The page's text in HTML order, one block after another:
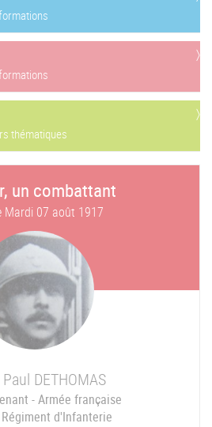
thématiques
un combattant
Mardi 07 août 1917
DETHOMAS
- Armée française
d'Infanterie